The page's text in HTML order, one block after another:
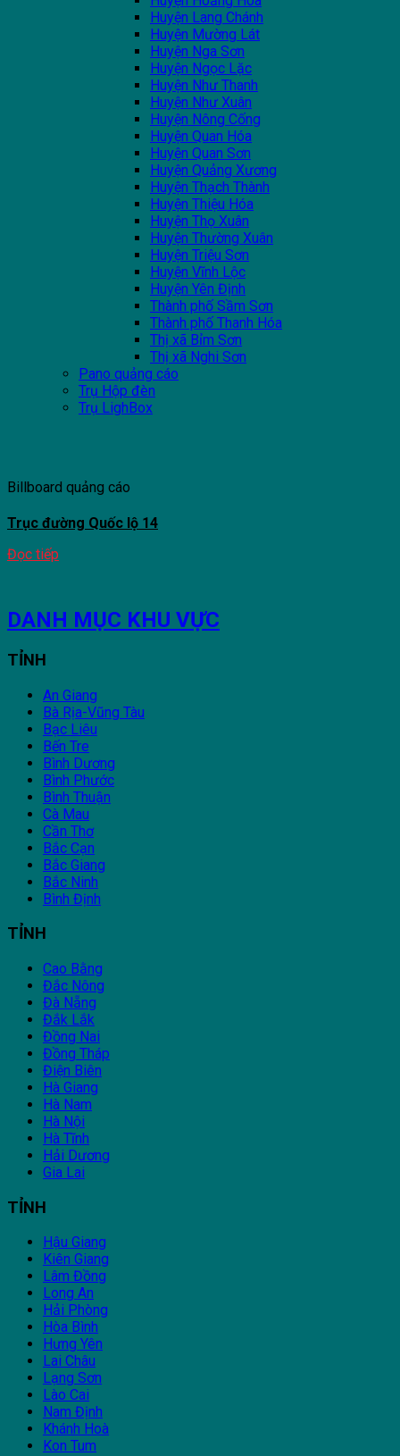
Huyện Lang Chánh
Huyện Mường Lát
Huyện Nga Sơn
Huyện Ngọc Lặc
Huyện Như Thanh
Huyện Như Xuân
Huyện Nông Cống
Huyện Quan Hóa
Huyện Quan Sơn
Huyện Quảng Xương
Huyện Thạch Thành
Huyện Thiệu Hóa
Huyện Thọ Xuân
Huyện Thường Xuân
Huyện Triệu Sơn
Huyện Vĩnh Lộc
Huyện Yên Định
Thành phố Sầm Sơn
Thành phố Thanh Hóa
Thị xã Bỉm Sơn
Thị xã Nghi Sơn
Pano quảng cáo
Trụ Hộp đèn
Trụ LighBox
Billboard quảng cáo
Trục đường Quốc lộ 14
Đọc tiếp
DANH MỤC KHU VỰC
TỈNH
An Giang
Bà Rịa-Vũng Tàu
Bạc Liêu
Bến Tre
Bình Dương
Bình Phước
Bình Thuận
Cà Mau
Cần Thơ
Bắc Cạn
Bắc Giang
Bắc Ninh
Bình Định
TỈNH
Cao Bằng
Đắc Nông
Đà Nẵng
Đắk Lắk
Đồng Nai
Đồng Tháp
Điện Biên
Hà Giang
Hà Nam
Hà Nội
Hà Tĩnh
Hải Dương
Gia Lai
TỈNH
Hậu Giang
Kiên Giang
Lâm Đồng
Long An
Hải Phòng
Hòa Bình
Hưng Yên
Lai Châu
Lạng Sơn
Lào Cai
Nam Định
Khánh Hoà
Kon Tum